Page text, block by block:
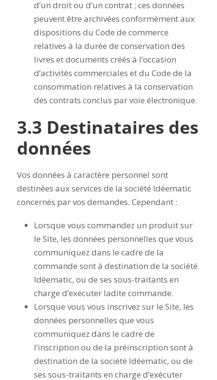
d’un droit ou d’un contrat ; ces données
peuvent être archivées conformément aux
dispositions du Code de commerce
relatives à la durée de conservation des
livres et documents créés à l’occasion
d’activités commerciales et du Code de la
consommation relatives à la conservation
des contrats conclus par voie électronique.
3.3 Destinataires des
données
Vos données à caractère personnel sont
destinées aux services de la société Idéematic
concernés par vos demandes. Cependant :
Lorsque vous commandez un produit sur
le Site, les données personnelles que vous
communiquez dans le cadre de la
commande sont à destination de la société
Idéematic, ou de ses sous-traitants en
charge d’exécuter ladite commande.
Lorsque vous vous inscrivez sur le Site, les
données personnelles que vous
communiquez dans le cadre de
l’inscription ou de la préinscription sont à
destination de la société Idéematic, ou de
ses sous-traitants en charge d’exécuter